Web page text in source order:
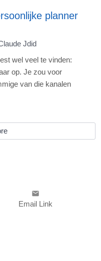
planner
Jdid
wel veel te vinden:
op. Je zou voor
van die kanalen
email
Email Link